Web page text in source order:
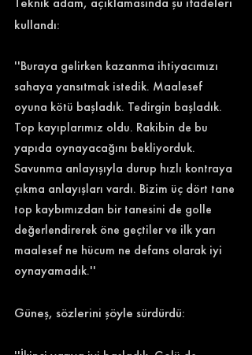
kullandı:
''Buraya gelirken kazanma ihtiyacımızı
sahaya yansıtmak istedik. Maalesef
oyuna kötü başladık. Tedirgin başladık.
Top kayıplarımız oldu. Rakibin de bu
yapıda oynayacağını bekliyorduk.
Savunma anlayışıyla durup hızlı kontraya
çıkma anlayışları vardı. Bizim üç dört tane
top kaybımızdan bir tanesini de golle
değerlendirerek öne geçtiler ve ilk yarı
maalesef ne hücum ne defans olarak iyi
oynayamadık.''
Güneş, sözlerini şöyle sürdürdü: